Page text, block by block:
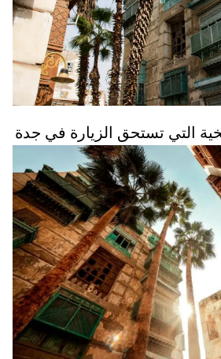
التي تستحق الزيارة في جدة